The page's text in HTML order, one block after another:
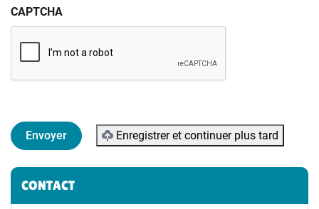
CAPTCHA
Enregistrer et continuer plus tard
Informations complémentaires
CONTACT